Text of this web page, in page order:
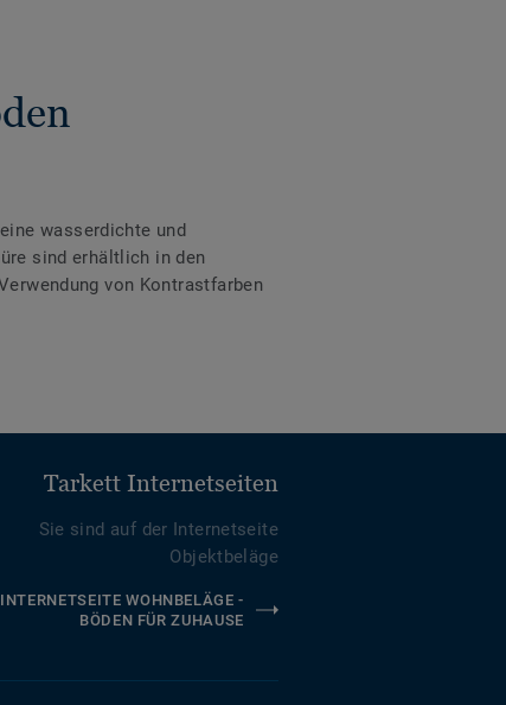
wasserdichte und
sind erhältlich in den
von Kontrastfarben
Tarkett Internetseiten
Sie sind auf der Internetseite
Objektbeläge
WOHNBELÄGE -
BÖDEN FÜR ZUHAUSE